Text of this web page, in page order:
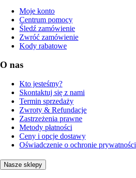
Moje konto
Centrum pomocy
Śledź zamówienie
Zwróć zamówienie
Kody rabatowe
O nas
Kto jesteśmy?
Skontaktuj się z nami
Termin sprzedaży
Zwroty & Refundacje
Zastrzeżenia prawne
Metody płatności
Ceny i opcje dostawy
Oświadczenie o ochronie prywatności
Nasze sklepy